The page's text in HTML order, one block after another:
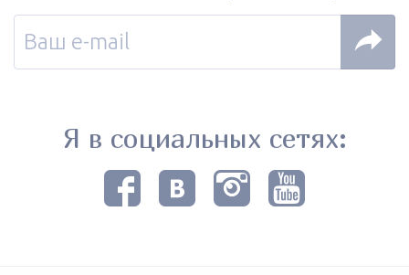
Я в социальных сетях: